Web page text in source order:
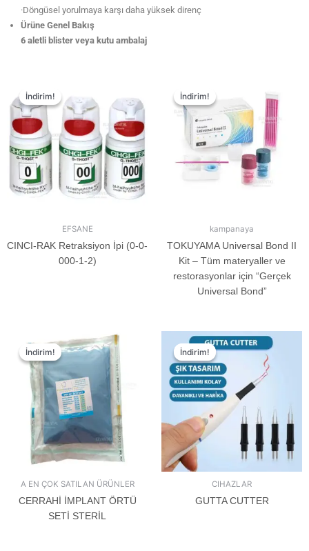
·Döngüsel yorulmaya karşı daha yüksek direnç
Ürüne Genel Bakış
6 aletli blister veya kutu ambalaj
İndirim!
İndirim!
EFSANE
CINCI-RAK Retraksiyon İpi (0-0-
000-1-2)
İndirim!
İndirim!
kampanaya
TOKUYAMA Universal Bond II
Kit – Tüm materyaller ve
restorasyonlar için “Gerçek
Universal Bond”
İndirim!
İndirim!
A EN ÇOK SATILAN ÜRÜNLER
CERRAHİ İMPLANT ÖRTÜ
SETİ STERİL
İndirim!
İndirim!
CIHAZLAR
GUTTA CUTTER